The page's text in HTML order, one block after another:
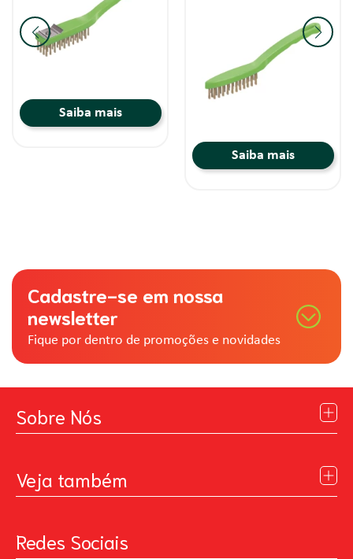
Saiba mais
Cadastre-se em nossa
newsletter
Fique por dentro de promoções e novidades
Sobre Nós
Contato
Trabalhe Conosco
Veja também
MasterChef
Redes Sociais